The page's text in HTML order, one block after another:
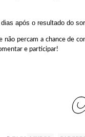
após o resultado do
não percam a chance de
e participar!